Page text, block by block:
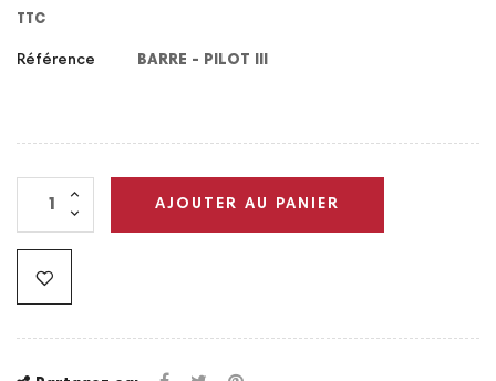
TTC
Référence BARRE - PILOT III
AJOUTER AU PANIER